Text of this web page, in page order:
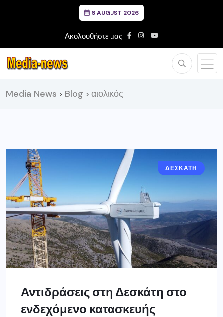
6 AUGUST 2026
Ακολουθήστε μας
Media News > Blog > αιολικός
ΔΕΣΚΑΤΗ
Αντιδράσεις στη Δεσκάτη στο
ενδεχόμενο κατασκευής